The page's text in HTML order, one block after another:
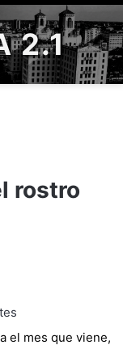
2.1
rostro
el mes que viene,